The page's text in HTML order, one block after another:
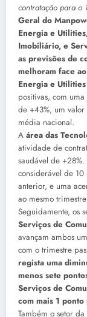
contratação para o
Geral do
Energia e
Imobiliário, e
as previsões de
melhoram face
Energia e Utilities
positivas, com
de +43%, um
média nacional.
A área das
atividade de
saudável de
considerável de 10
anterior, e uma
ao mesmo
Seguidamente, os
Serviços de
avançam ambos
com o trimestre
regista uma
menos sete
Serviços de
com mais 1
Também o setor da